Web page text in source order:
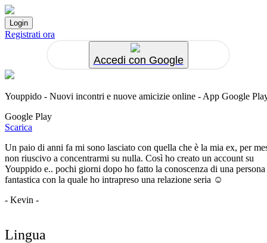
Registrati ora
Accedi con Google
Youppido - Nuovi incontri e nuove amicizie online - App Google
Google Play
Scarica
Un paio di anni fa mi sono lasciato con quella che è la mia ex, per
non riuscivo a concentrarmi su nulla. Così ho creato un account su
Youppido e.. pochi giorni dopo ho fatto la conoscenza di una persona
fantastica con la quale ho intrapreso una relazione seria ☺️
- Kevin -
Lingua